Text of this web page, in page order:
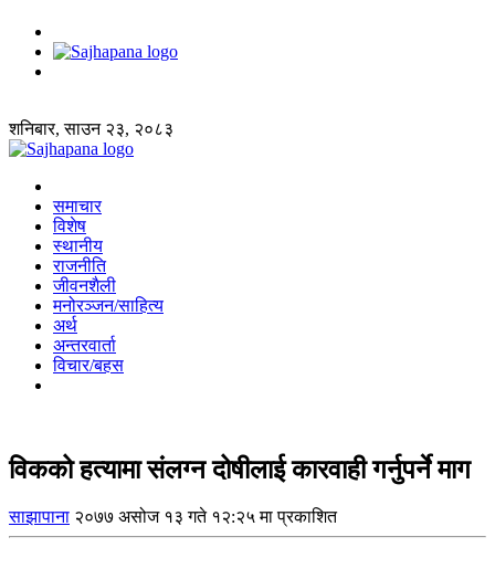
शनिबार, साउन २३, २०८३
समाचार
विशेष
स्थानीय
राजनीति
जीवनशैली
मनोरञ्जन/साहित्य
अर्थ
अन्तरवार्ता
विचार/बहस
विकको हत्यामा संलग्न दोषीलाई कारवाही गर्नुपर्ने माग
साझापाना २०७७ असोज १३ गते १२:२५ मा प्रकाशित